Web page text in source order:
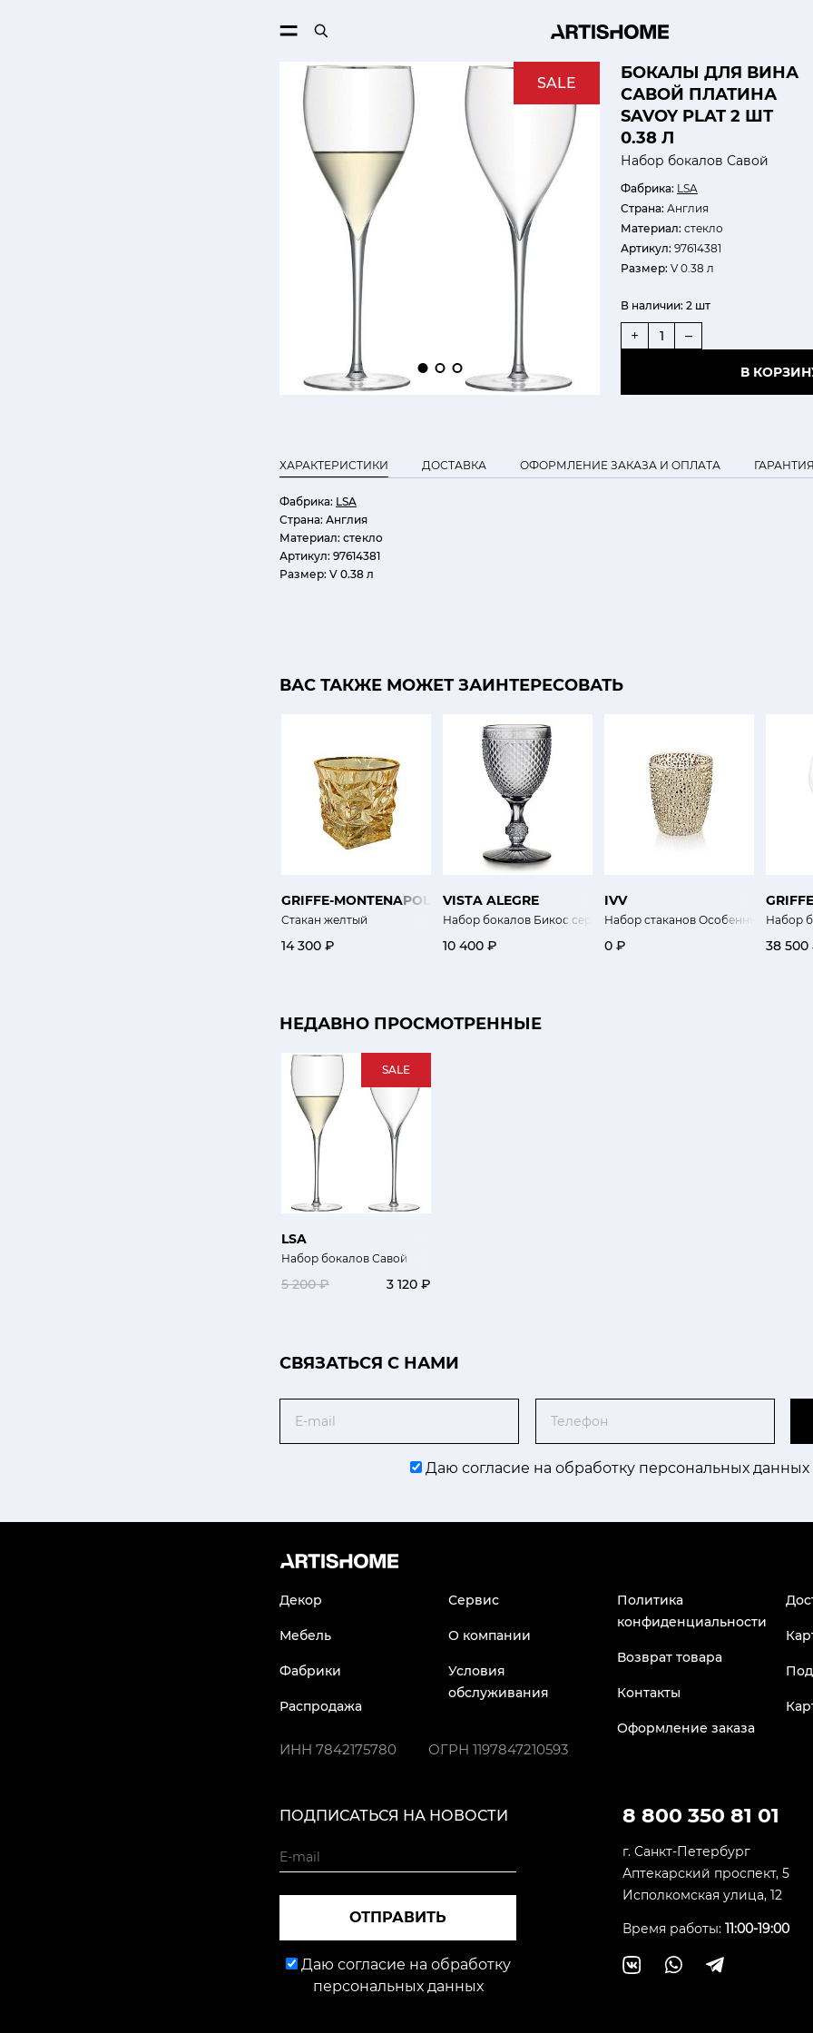
БОКАЛЫ ДЛЯ ВИНА
САВОЙ ПЛАТИНА
SAVOY PLAT 2 ШТ
0.38 Л
Набор бокалов Савой
Фабрика: LSA
Страна: Англия
Материал: стекло
Артикул: 97614381
Размер: V 0.38 л
В наличии: 2 шт
+ –
В
SALE
ХАРАКТЕРИСТИКИ ДОСТАВКА ОФОРМЛЕНИЕ ЗАКАЗА И ОПЛАТА ГАРАНТИЯ
Фабрика: LSA
Страна: Англия
Материал: стекло
Артикул: 97614381
Размер: V 0.38 л
ВАС ТАКЖЕ МОЖЕТ ЗАИНТЕРЕСОВАТЬ
GRIFFE-MONTENAPOLEONE
Стакан желтый
14 300 ₽
VISTA ALEGRE
Набор бокалов Бикос серые 4 шт
10 400 ₽
IVV
Набор стаканов Особенный 6 шт
0 ₽
Набор
38 500
НЕДАВНО ПРОСМОТРЕННЫЕ
SALE
LSA
Набор бокалов Савой
5 200 ₽ 3 120 ₽
CВЯЗАТЬСЯ С НАМИ
Даю согласие на обработку персональных данных
Декор
Мебель
Фабрики
Распродажа
Сервис
О компании
Условия
обслуживания
Политика
конфиденциальности
Возврат товара
Контакты
Оформление заказа
ИНН 7842175780 ОГРН 1197847210593
8 800 350 81 01
г. Санкт-Петербург
Аптекарский проспект, 5
Исполкомская улица, 12
Время работы: 11:00-19:00
ПОДПИСАТЬСЯ НА НОВОСТИ
ОТПРАВИТЬ
Даю согласие на обработку
персональных данных